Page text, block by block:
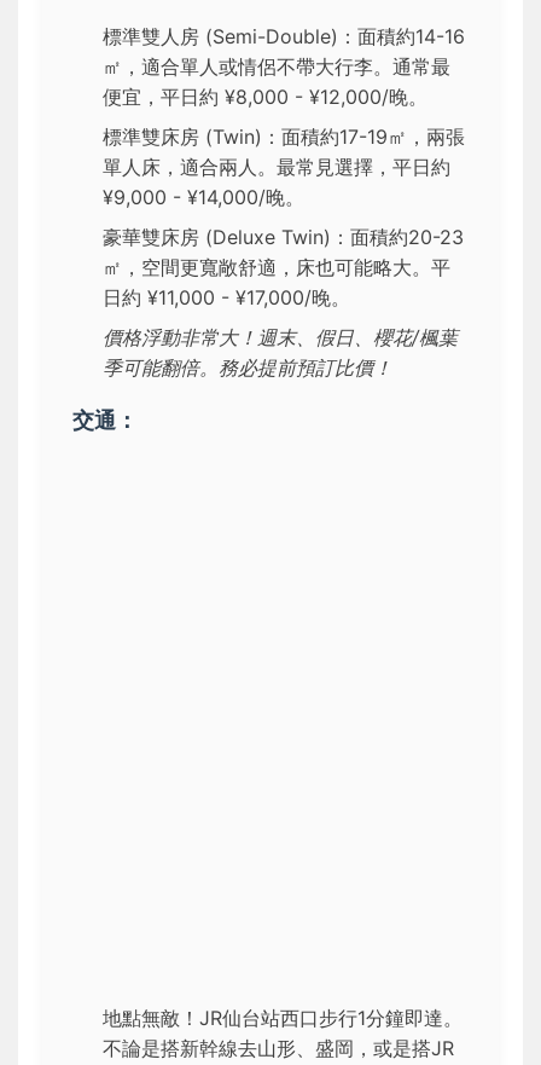
標準雙人房 (Semi-Double)：面積約14-16
㎡，適合單人或情侶不帶大行李。通常最
便宜，平日約 ¥8,000 - ¥12,000/晚。
標準雙床房 (Twin)：面積約17-19㎡，兩張
單人床，適合兩人。最常見選擇，平日約
¥9,000 - ¥14,000/晚。
豪華雙床房 (Deluxe Twin)：面積約20-23
㎡，空間更寬敞舒適，床也可能略大。平
日約 ¥11,000 - ¥17,000/晚。
價格浮動非常大！週末、假日、櫻花/楓葉
季可能翻倍。務必提前預訂比價！
交通：
地點無敵！JR仙台站西口步行1分鐘即達。
不論是搭新幹線去山形、盛岡，或是搭JR